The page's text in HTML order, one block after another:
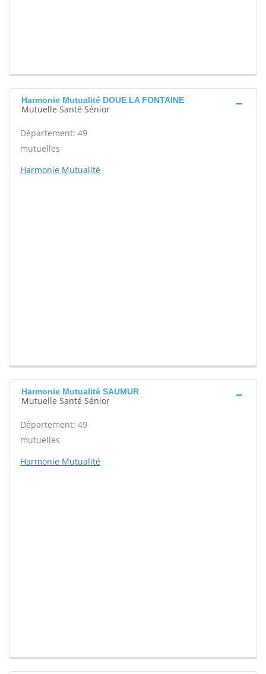
Harmonie Mutualité DOUE LA FONTAINE
Mutuelle Santé Sénior
Département: 49
mutuelles
Harmonie Mutualité
Harmonie Mutualité SAUMUR
Mutuelle Santé Sénior
Département: 49
mutuelles
Harmonie Mutualité